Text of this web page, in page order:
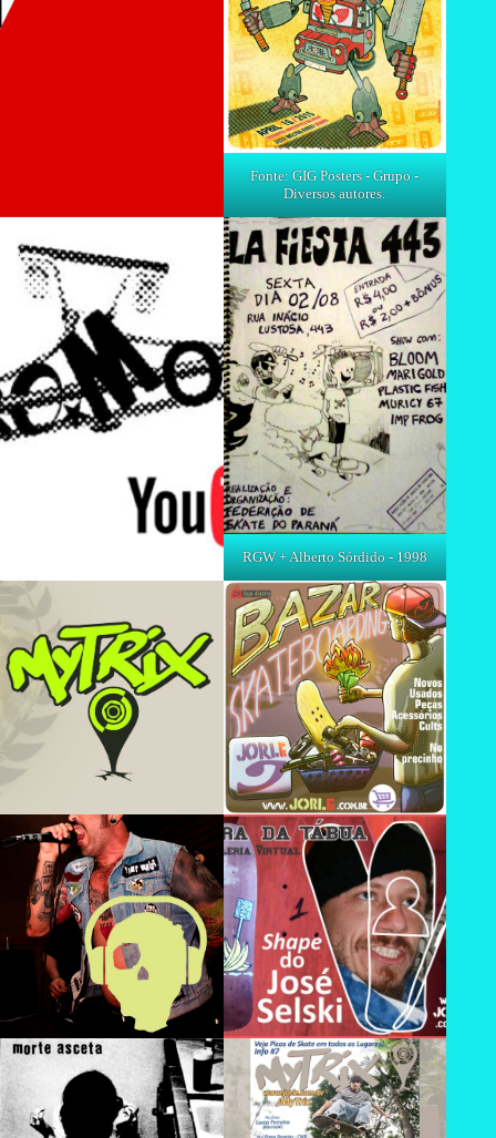
Fonte: GIG Posters - Grupo -
Diversos autores.
RGW + Alberto Sórdido - 1998